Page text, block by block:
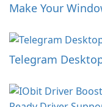
Make Your
Telegram